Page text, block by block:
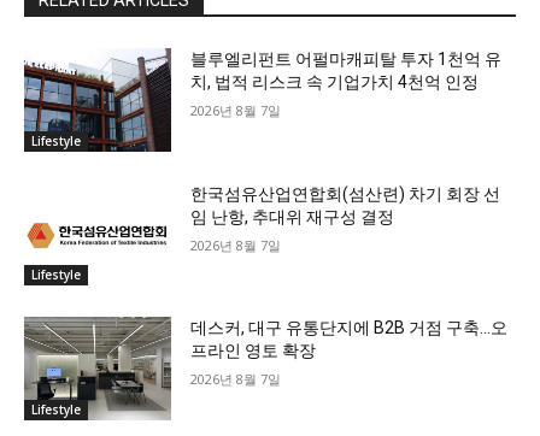
Lifestyle
블루엘리펀트 어펄마캐피탈 투자 1천억 유
치, 법적 리스크 속 기업가치 4천억 인정
2026년 8월 7일
Lifestyle
한국섬유산업연합회(섬산련) 차기 회장 선
임 난항, 추대위 재구성 결정
2026년 8월 7일
Lifestyle
데스커, 대구 유통단지에 B2B 거점 구축…오
프라인 영토 확장
2026년 8월 7일